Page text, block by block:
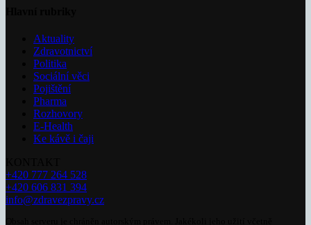
Aktuality
Zdravotnictví
Politika
Sociální věci
Pojištění
Pharma
Rozhovory
E-Health
Ke kávě i čaji
+420 777 264 528
+420 606 831 394
info@zdravezpravy.cz